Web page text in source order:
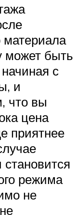
материала
может быть
с
и
что вы
цена
приятнее
режима
не